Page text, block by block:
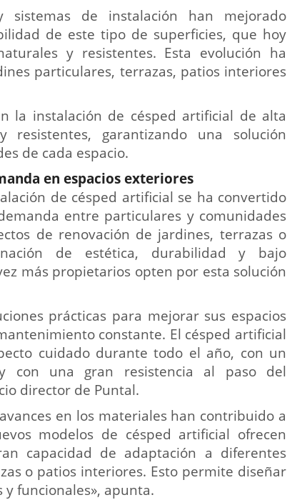
sistemas de instalación han mejorado
de este tipo de superficies, que hoy
y resistentes. Esta evolución ha
particulares, terrazas, patios interiores
la instalación de césped artificial de alta
resistentes, garantizando una solución
de cada espacio.
en espacios exteriores
de césped artificial se ha convertido
entre particulares y comunidades
de renovación de jardines, terrazas o
de estética, durabilidad y bajo
más propietarios opten por esta solución
prácticas para mejorar sus espacios
constante. El césped artificial
cuidado durante todo el año, con un
con una gran resistencia al paso del
director de Puntal.
en los materiales han contribuido a
modelos de césped artificial ofrecen
capacidad de adaptación a diferentes
o patios interiores. Esto permite diseñar
funcionales», apunta.